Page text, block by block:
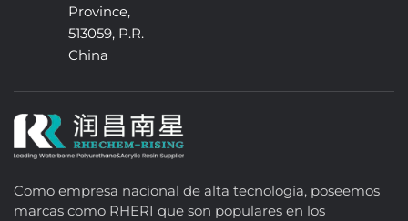
Province,
513059, P.R.
China
Como empresa nacional de alta tecnología, poseemos
marcas como RHERI que son populares en los